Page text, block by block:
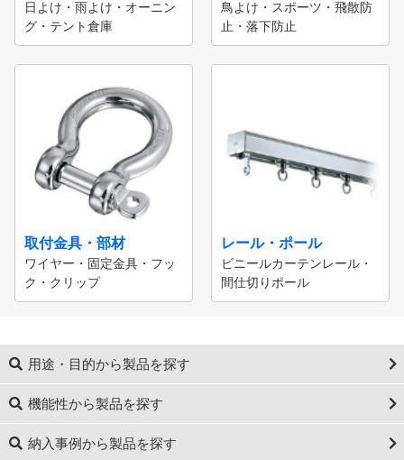
日よけ・雨よけ・オーニン
グ・テント倉庫
鳥よけ・スポーツ・飛散防
止・落下防止
取付金具・部材
ワイヤー・固定金具・フッ
ク・クリップ
レール・ポール
ビニールカーテンレール・
間仕切りポール
用途・目的から製品を探す
機能性から製品を探す
納入事例から製品を探す